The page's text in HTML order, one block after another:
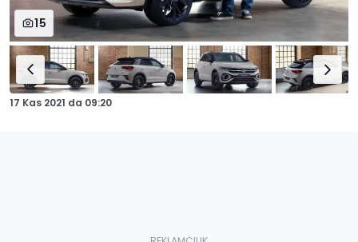
15
17 Kas 2021 da 09:20